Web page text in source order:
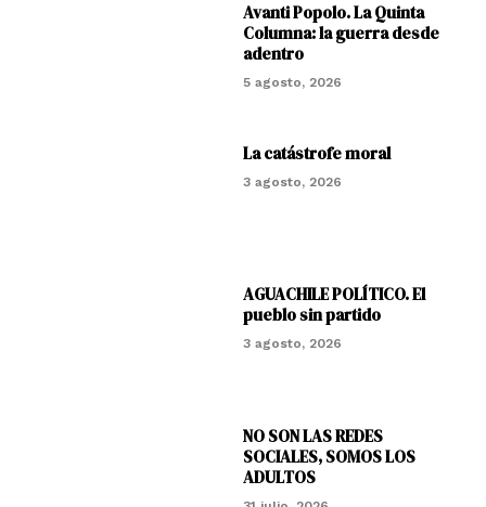
Avanti Popolo. La Quinta
Columna: la guerra desde
adentro
5 agosto, 2026
La catástrofe moral
3 agosto, 2026
AGUACHILE POLÍTICO. El
pueblo sin partido
3 agosto, 2026
NO SON LAS REDES
SOCIALES, SOMOS LOS
ADULTOS